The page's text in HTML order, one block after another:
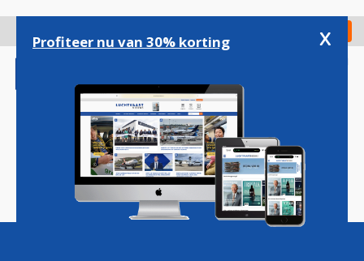
gaan
Check in
Magazine Podcasts Vacatures
Profiteer nu van 30% korting x